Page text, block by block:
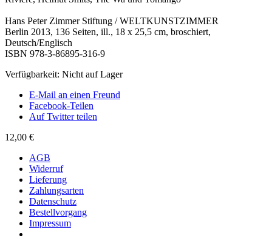
Hans Peter Zimmer Stiftung / WELTKUNSTZIMMER
Berlin 2013, 136 Seiten, ill., 18 x 25,5 cm, broschiert,
Deutsch/Englisch
ISBN 978-3-86895-316-9
Verfügbarkeit: Nicht auf Lager
E-Mail an einen Freund
Facebook-Teilen
Auf Twitter teilen
12,00 €
AGB
Widerruf
Lieferung
Zahlungsarten
Datenschutz
Bestellvorgang
Impressum